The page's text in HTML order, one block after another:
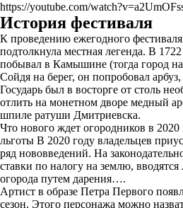
https://youtube.com/
История фестиваля
К проведению ежегодного фестиваля
подтолкнула местная легенда. В
побывал в Камышине (тогда город
Сойдя на берег, он попробовал
Государь был в восторге от столь
отлить на монетном дворе медный
шпиле ратуши Дмитриевска.
Что нового ждет огородников в
льготы В 2020 году владельцев
ряд нововведений. На
ставки по налогу на землю,
огорода путем дарения….
Артист в образе Петра Первого
сезон. Этого персонажа можно